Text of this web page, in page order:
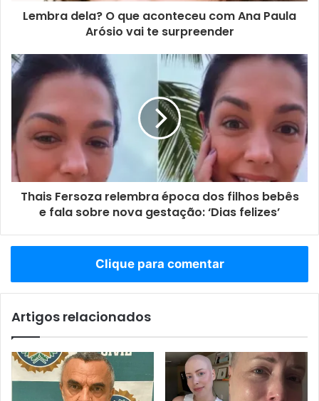
Lembra dela? O que aconteceu com Ana Paula
Arósio vai te surpreender
Thais Fersoza relembra época dos filhos bebês
e fala sobre nova gestação: ‘Dias felizes’
Clique para comentar
Artigos relacionados